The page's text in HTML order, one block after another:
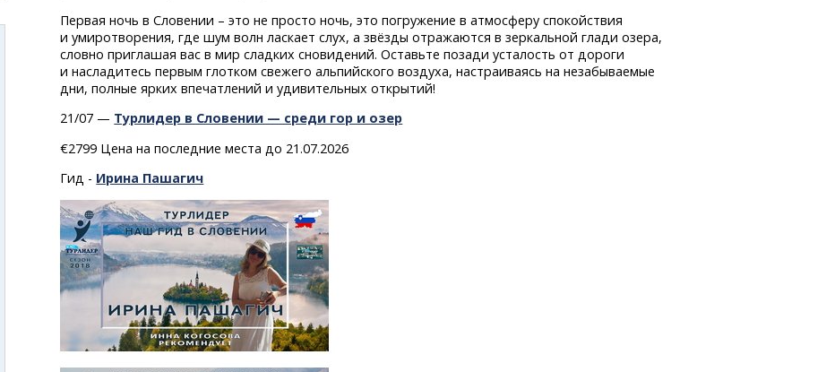
Первая ночь в Словении – это не просто ночь, это погружение в атмосферу спокойствия
и умиротворения, где шум волн ласкает слух, а звёзды отражаются в зеркальной глади озера,
словно приглашая вас в мир сладких сновидений. Оставьте позади усталость от дороги
и насладитесь первым глотком свежего альпийского воздуха, настраиваясь на незабываемые
дни, полные ярких впечатлений и удивительных открытий!
21/07 — Турлидер в Словении — среди гор и озер
€2799 Цена на последние места до 21.07.2026
Гид - Ирина Пашагич